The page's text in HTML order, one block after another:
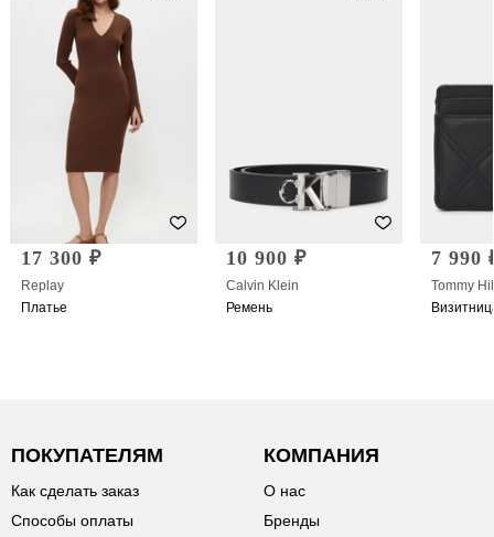
17 300 ₽
Replay
Платье
10 900 ₽
Calvin Klein
Ремень
7 990
Tommy
ПОКУПАТЕЛЯМ
Как сделать заказ
Способы оплаты
КОМПАНИЯ
О нас
Бренды